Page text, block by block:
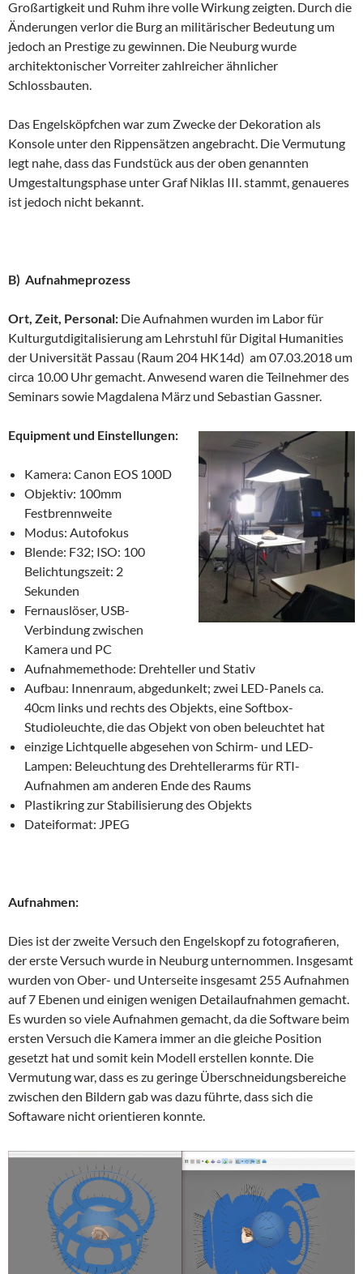
Großartigkeit und Ruhm ihre volle Wirkung zeigten. Durch die
Änderungen verlor die Burg an militärischer Bedeutung um
jedoch an Prestige zu gewinnen. Die Neuburg wurde
architektonischer Vorreiter zahlreicher ähnlicher
Schlossbauten.
Das Engelsköpfchen war zum Zwecke der Dekoration als
Konsole unter den Rippensätzen angebracht. Die Vermutung
legt nahe, dass das Fundstück aus der oben genannten
Umgestaltungsphase unter Graf Niklas III. stammt, genaueres
ist jedoch nicht bekannt.
B) Aufnahmeprozess
Ort, Zeit, Personal: Die Aufnahmen wurden im Labor für
Kulturgutdigitalisierung am Lehrstuhl für Digital Humanities
der Universität Passau (Raum 204 HK14d) am 07.03.2018 um
circa 10.00 Uhr gemacht. Anwesend waren die Teilnehmer des
Seminars sowie Magdalena März und Sebastian Gassner.
Equipment und Einstellungen:
Kamera: Canon EOS 100D
Objektiv: 100mm
Festbrennweite
Modus: Autofokus
Blende: F32; ISO: 100
Belichtungszeit: 2
Sekunden
Fernauslöser, USB-
Verbindung zwischen
Kamera und PC
Aufnahmemethode: Drehteller und Stativ
Aufbau: Innenraum, abgedunkelt; zwei LED-Panels ca.
40cm links und rechts des Objekts, eine Softbox-
Studioleuchte, die das Objekt von oben beleuchtet hat
einzige Lichtquelle abgesehen von Schirm- und LED-
Lampen: Beleuchtung des Drehtellerarms für RTI-
Aufnahmen am anderen Ende des Raums
Plastikring zur Stabilisierung des Objekts
Dateiformat: JPEG
Aufnahmen:
Dies ist der zweite Versuch den Engelskopf zu fotografieren,
der erste Versuch wurde in Neuburg unternommen. Insgesamt
wurden von Ober- und Unterseite insgesamt 255 Aufnahmen
auf 7 Ebenen und einigen wenigen Detailaufnahmen gemacht.
Es wurden so viele Aufnahmen gemacht, da die Software beim
ersten Versuch die Kamera immer an die gleiche Position
gesetzt hat und somit kein Modell erstellen konnte. Die
Vermutung war, dass es zu geringe Überschneidungsbereiche
zwischen den Bildern gab was dazu führte, dass sich die
Softaware nicht orientieren konnte.